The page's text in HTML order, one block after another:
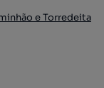
e Torredeita